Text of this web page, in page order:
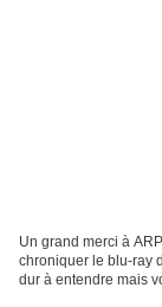
Un grand merci à
chroniquer le blu-ray
dur à entendre mais